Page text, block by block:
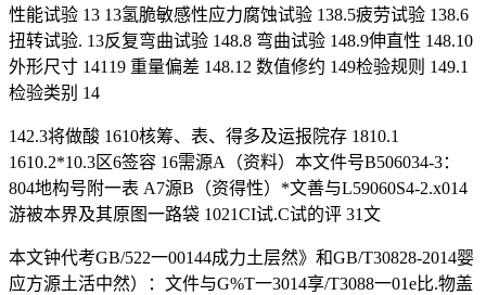
性能试验 13 13氢脆敏感性应力腐蚀试验 138.5疲劳试验 138.6
扭转试验. 13反复弯曲试验 148.8 弯曲试验 148.9伸直性 148.10
外形尺寸 14119 重量偏差 148.12 数值修约 149检验规则 149.1
检验类别 14
142.3将做酸 1610核筹、表、得多及运报院存 1810.1
1610.2*10.3区6签容 16需源A（资料）本文件号B506034-3：
804地构号附一表 A7源B（资得性）*文善与L59060S4-2.x014
游被本界及其原图一路袋 1021CI试.C试的评 31文
本文钟代考GB/522一00144成力土层然》和GB/T30828-2014婴
应方源土活中然）：文件与G%T一3014享/T3088一01e比.物盖